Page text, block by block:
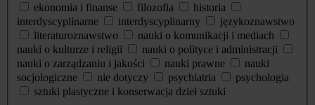
ekonomia i finanse
filozofia
historia
interdyscyplinarne
interdyscyplinarny
językoznawstwo
literaturoznawstwo
nauki o komunikacji i mediach
nauki o kulturze i religii
nauki o polityce i administracji
nauki o zarządzaniu i jakości
nauki prawne
nauki
socjologiczne
nie dotyczy psychiatria
psychologia
sztuki plastyczne i konserwacja dzieł sztuki